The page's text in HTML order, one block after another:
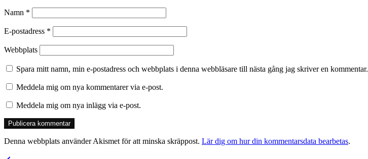
Namn *
E-postadress *
Webbplats
Spara mitt namn, min e-postadress och webbplats i denna webbläsare till nästa gång jag skriver en kommentar.
Meddela mig om nya kommentarer via e-post.
Meddela mig om nya inlägg via e-post.
Denna webbplats använder Akismet för att minska skräppost. Lär dig om hur din kommentarsdata bearbetas.